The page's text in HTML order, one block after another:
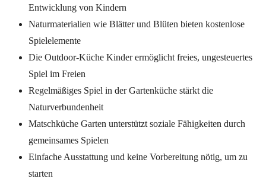
Entwicklung von Kindern
Naturmaterialien wie Blätter und Blüten bieten kostenlose
Spielelemente
Die Outdoor-Küche Kinder ermöglicht freies, ungesteuertes
Spiel im Freien
Regelmäßiges Spiel in der Gartenküche stärkt die
Naturverbundenheit
Matschküche Garten unterstützt soziale Fähigkeiten durch
gemeinsames Spielen
Einfache Ausstattung und keine Vorbereitung nötig, um zu
starten